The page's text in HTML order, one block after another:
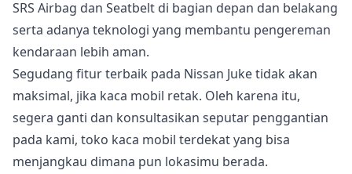
SRS Airbag dan Seatbelt di bagian depan dan belakang
serta adanya teknologi yang membantu pengereman
kendaraan lebih aman.
Segudang fitur terbaik pada Nissan Juke tidak akan
maksimal, jika kaca mobil retak. Oleh karena itu,
segera ganti dan konsultasikan seputar penggantian
pada kami, toko kaca mobil terdekat yang bisa
menjangkau dimana pun lokasimu berada.